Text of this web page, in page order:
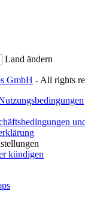
Land ändern
GmbH - All rights
kündigen